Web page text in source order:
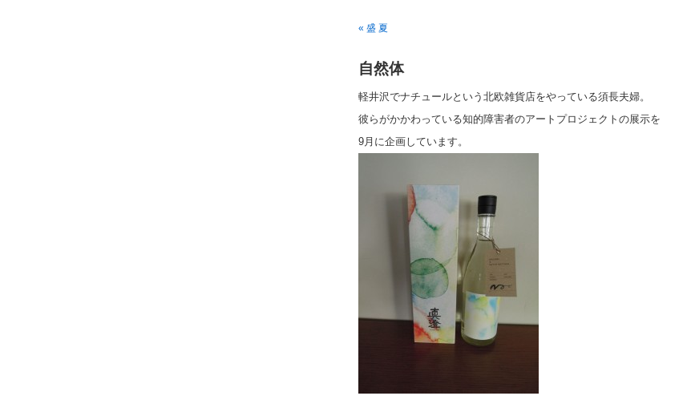
« 盛 夏
自然体
軽井沢でナチュールという北欧雑貨店をやっている須長夫婦。
彼らがかかわっている知的障害者のアートプロジェクトの展示を
9月に企画しています。